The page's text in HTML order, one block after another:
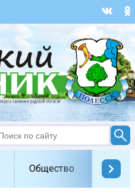
Общество